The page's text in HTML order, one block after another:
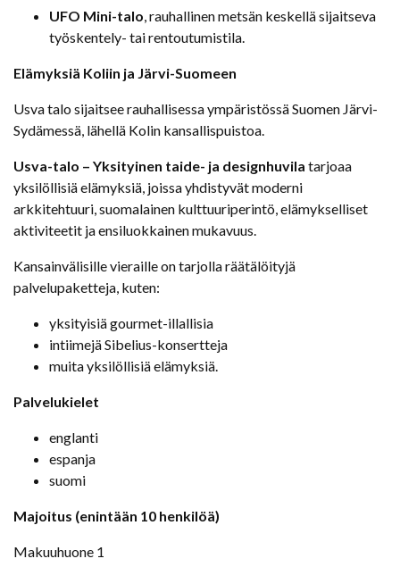
UFO Mini-talo , rauhallinen metsän keskellä sijaitseva
työskentely- tai rentoutumistila.
Elämyksiä Koliin ja Järvi-Suomeen
Usva talo sijaitsee rauhallisessa ympäristössä Suomen Järvi-
Sydämessä, lähellä Kolin kansallispuistoa.
Usva-talo – Yksityinen taide- ja designhuvila tarjoaa
yksilöllisiä elämyksiä, joissa yhdistyvät moderni
arkkitehtuuri, suomalainen kulttuuriperintö, elämykselliset
aktiviteetit ja ensiluokkainen mukavuus.
Kansainvälisille vieraille on tarjolla räätälöityjä
palvelupaketteja, kuten:
yksityisiä gourmet-illallisia
intiimejä Sibelius-konsertteja
muita yksilöllisiä elämyksiä.
Palvelukielet
englanti
espanja
suomi
Majoitus (enintään 10 henkilöä)
Makuuhuone 1